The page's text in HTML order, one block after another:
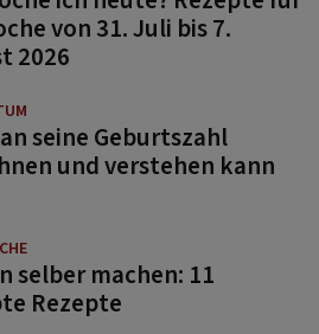
von 31. Juli bis 7.
2026
seine Geburtszahl
und verstehen kann
selber machen: 11
Rezepte